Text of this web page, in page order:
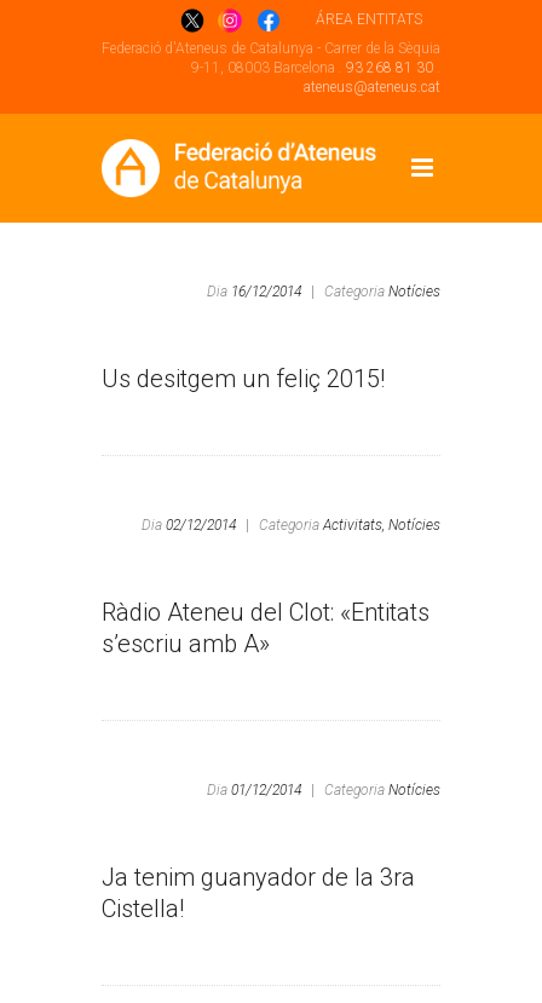
ÁREA ENTITATS
Federació d'Ateneus de Catalunya - Carrer de la Sèquia
9-11, 08003 Barcelona . 93 268 81 30 .
ateneus@ateneus.cat
Dia 16/12/2014 Categoria Notícies
Us desitgem un feliç 2015!
Dia 02/12/2014 CategoriaActivitats, Notícies
Ràdio Ateneu del Clot: «Entitats
s’escriu amb A»
Dia 01/12/2014 Categoria Notícies
Ja tenim guanyador de la 3ra
Cistella!